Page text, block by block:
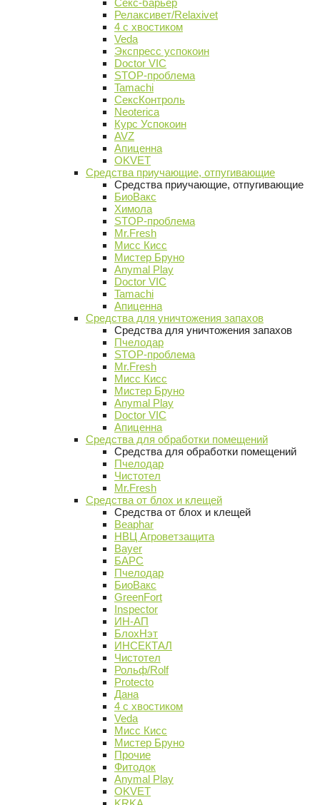
Секс-барьер
Релаксивет/Relaxivet
4 с хвостиком
Veda
Экспресс успокоин
Doctor VIC
STOP-проблема
Tamachi
СексКонтроль
Neoterica
Курс Успокоин
AVZ
Апиценна
OKVET
Средства приучающие, отпугивающие
Средства приучающие, отпугивающие
БиоВакс
Химола
STOP-проблема
Mr.Fresh
Мисс Кисс
Мистер Бруно
Anymal Play
Doctor VIC
Tamachi
Апиценна
Средства для уничтожения запахов
Средства для уничтожения запахов
Пчелодар
STOP-проблема
Mr.Fresh
Мисс Кисс
Мистер Бруно
Anymal Play
Doctor VIC
Апиценна
Средства для обработки помещений
Средства для обработки помещений
Пчелодар
Чистотел
Mr.Fresh
Средства от блох и клещей
Средства от блох и клещей
Beaphar
НВЦ Агроветзащита
Bayer
БАРС
Пчелодар
БиоВакс
GreenFort
Inspector
ИН-АП
БлохНэт
ИНСЕКТАЛ
Чистотел
Рольф/Rolf
Protecto
Дана
4 с хвостиком
Veda
Мисс Кисс
Мистер Бруно
Прочие
Фитодок
Anymal Play
OKVET